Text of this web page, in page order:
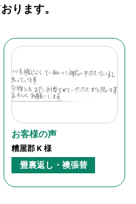
ります。
お客様の声
糟屋郡 K 様
畳裏返し・襖張替